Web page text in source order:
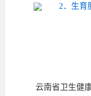
2．生育
云南省卫生健